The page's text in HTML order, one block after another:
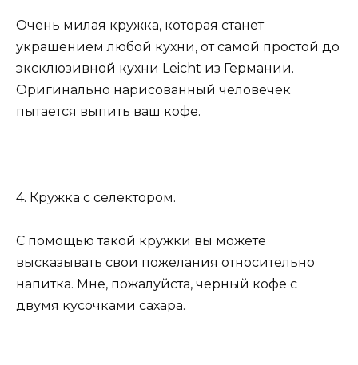
Очень милая кружка, которая станет
украшением любой кухни, от самой простой до
эксклюзивной кухни Leicht из Германии.
Оригинально нарисованный человечек
пытается выпить ваш кофе.
4. Кружка с селектором.
С помощью такой кружки вы можете
высказывать свои пожелания относительно
напитка. Мне, пожалуйста, черный кофе с
двумя кусочками сахара.